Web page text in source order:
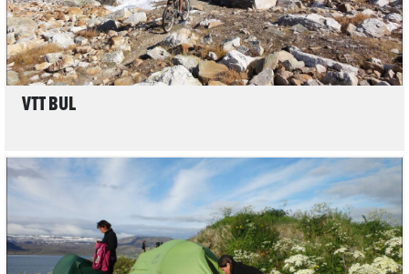
VTT BUL
LIRE L'ARTICLE